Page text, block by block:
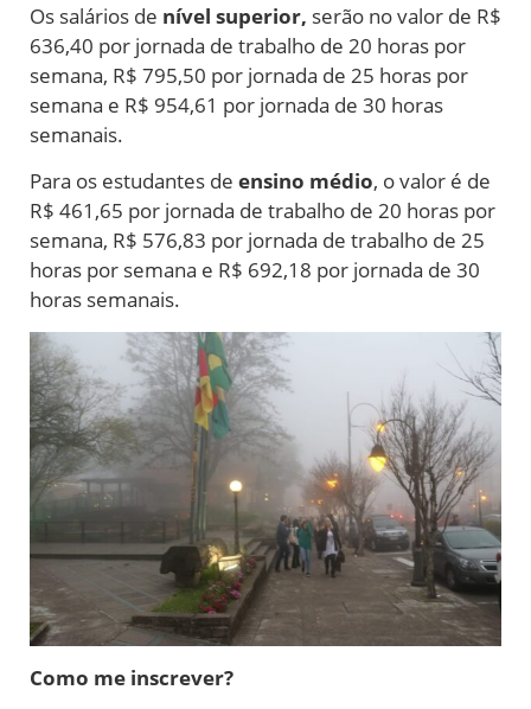
Os salários de nível superior, serão no valor de R$
636,40 por jornada de trabalho de 20 horas por
semana, R$ 795,50 por jornada de 25 horas por
semana e R$ 954,61 por jornada de 30 horas
semanais.
Para os estudantes de ensino médio, o valor é de
R$ 461,65 por jornada de trabalho de 20 horas por
semana, R$ 576,83 por jornada de trabalho de 25
horas por semana e R$ 692,18 por jornada de 30
horas semanais.
Como me inscrever?